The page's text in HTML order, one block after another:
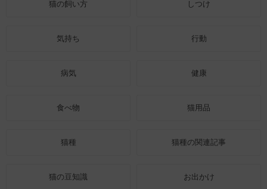
猫の飼い方 しつけ
気持ち 行動
病気 健康
食べ物 猫用品
猫種 猫種の関連記事
猫の豆知識 お出かけ